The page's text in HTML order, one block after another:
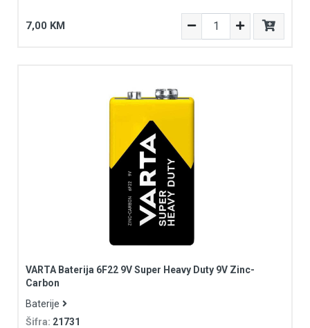
7,00 KM
VARTA Baterija 6F22 9V Super Heavy Duty 9V Zinc-
Carbon
Baterije
Šifra: 21731